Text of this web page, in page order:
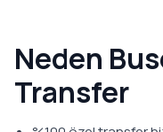
Neden
Transfer